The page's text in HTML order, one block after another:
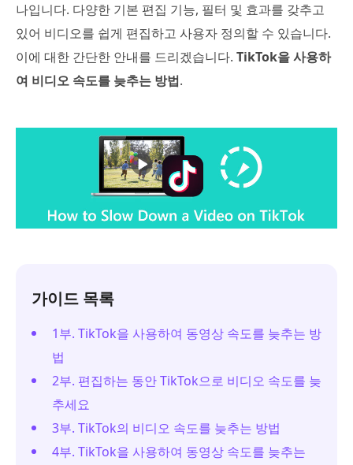
나입니다. 다양한 기본 편집 기능, 필터 및 효과를 갖추고
있어 비디오를 쉽게 편집하고 사용자 정의할 수 있습니다.
이에 대한 간단한 안내를 드리겠습니다. TikTok을 사용하
여 비디오 속도를 늦추는 방법.
가이드 목록
1부. TikTok을 사용하여 동영상 속도를 늦추는 방
법
2부. 편집하는 동안 TikTok으로 비디오 속도를 늦
추세요
3부. TikTok의 비디오 속도를 늦추는 방법
4부. TikTok을 사용하여 동영상 속도를 늦추는